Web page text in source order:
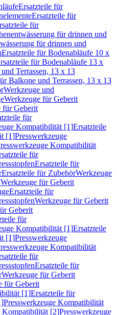
Ersatzteile für
Ersatzteile für
für
für drinnen und
für drinnen und
Ersatzteile für Bodenabläufe 10 x
für Bodenabläufe 13 x
Terrassen, 13 x 13
Balkone und Terrassen, 13 x 13
Werkzeuge und
Werkzeuge für Geberit
für Geberit
für
Kompatibilität [1]Ersatzteile
[1]Presswerkzeuge
Kompatibilität
für
Ersatzteile für
Ersatzteile für ZubehörWerkzeuge
für Geberit
Ersatzteile für
Werkzeuge für Geberit
Geberit
für
Kompatibilität [1]Ersatzteile
[1]Presswerkzeuge
Kompatibilität
für
Ersatzteile für
Werkzeuge für Geberit
für Geberit
[1]Ersatzteile für
Presswerkzeuge Kompatibilität
Kompatibilität [2]Presswerkzeuge